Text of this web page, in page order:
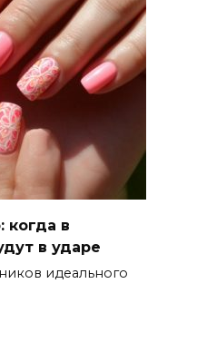
когда в
в ударе
идеального